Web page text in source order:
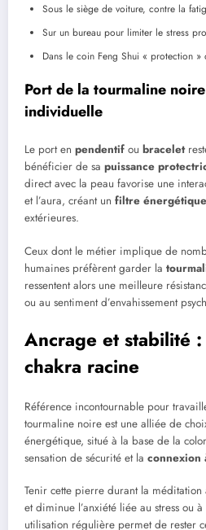
Sous le siège de voiture, contre la
Sur un bureau pour limiter le stress
Dans le coin Feng Shui « protection »
Port de la tourmaline
individuelle
Le port en pendentif ou bracelet
bénéficier de sa puissance
direct avec la peau favorise une
et l’aura, créant un filtre énergétique
extérieures.
Ceux dont le métier implique de
humaines préfèrent garder la
ressentent alors une meilleure
ou au sentiment d’envahissement
Ancrage et stabilité
chakra racine
Référence incontournable pour
tourmaline noire est une alliée de
énergétique, situé à la base de la
sensation de sécurité et la connexion
Tenir cette pierre durant la méditation
et diminue l’anxiété liée au stress ou
utilisation régulière permet de rester